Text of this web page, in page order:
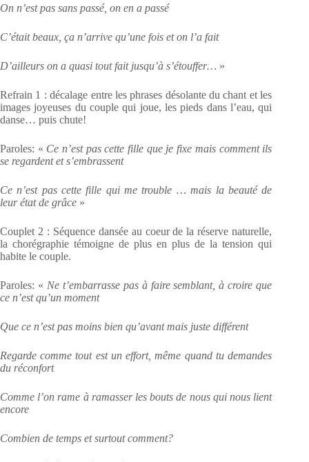
On n’est pas sans passé, on en a passé
C’était beaux, ça n’arrive qu’une fois et on l’a fait
D’ailleurs on a quasi tout fait jusqu’à s’étouffer… »
Refrain 1 : décalage entre les phrases désolante du chant et les
images joyeuses du couple qui joue, les pieds dans l’eau, qui
danse… puis chute!
Paroles: « Ce n’est pas cette fille que je fixe mais comment ils
se regardent et s’embrassent
Ce n’est pas cette fille qui me trouble … mais la beauté de
leur état de grâce »
Couplet 2 : Séquence dansée au coeur de la réserve naturelle,
la chorégraphie témoigne de plusen plus de la tension qui
habite le couple.
Paroles: « Ne t’embarrasse pas à faire semblant, à croire que
ce n’est qu’un moment
Que ce n’est pas moins bien qu’avant mais juste différent
Regarde comme tout est un effort, même quand tu demandes
du réconfort
Comme l’on rame à ramasser les bouts de nous qui nous lient
encore
Combien de temps et surtout comment?